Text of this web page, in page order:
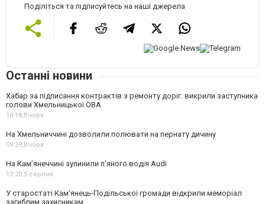
Поділіться та підписуйтесь на наші джерела
Останні новини
Хабар за підписання контрактів з ремонту доріг: викрили заступника
голови Хмельницької ОВА
10:18,Вчора
На Хмельниччині дозволили полювати на пернату дичину
09:59,Вчора
На Камʼянеччині зупинили п'яного водія Audi
13:20,5 серпня
У старостаті Кам’янець-Подільської громади відкрили меморіал
загиблим захисникам